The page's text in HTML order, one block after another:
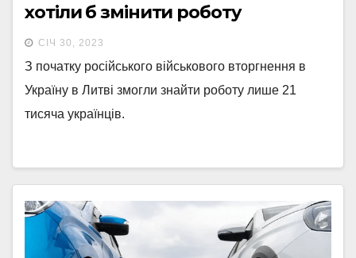
хотіли б змінити роботу
СІЧ 30, 2023
З початку російського військового вторгнення в
Україну в Литві змогли знайти роботу лише 21
тисяча українців.